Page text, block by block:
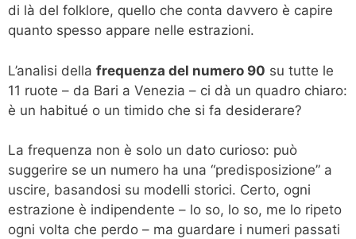
di là del folklore, quello che conta davvero è capire
quanto spesso appare nelle estrazioni.
L’analisi della frequenza del numero 90 su tutte le
11 ruote – da Bari a Venezia – ci dà un quadro chiaro:
è un habitué o un timido che si fa desiderare?
La frequenza non è solo un dato curioso: può
suggerire se un numero ha una “predisposizione” a
uscire, basandosi su modelli storici. Certo, ogni
estrazione è indipendente – lo so, lo so, me lo ripeto
ogni volta che perdo – ma guardare i numeri passati